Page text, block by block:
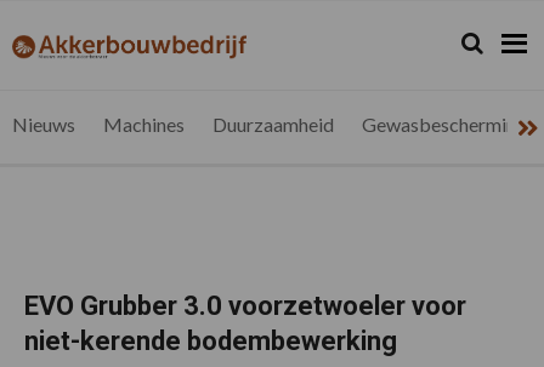
de
de
de
de
akkerbouwbedrijf.be
Nieuws
Zoeken...
Zoek
Nieuws Machines Duurzaamheid Gewasbescherming
EVO Grubber 3.0 voorzetwoeler voor
niet-kerende bodembewerking